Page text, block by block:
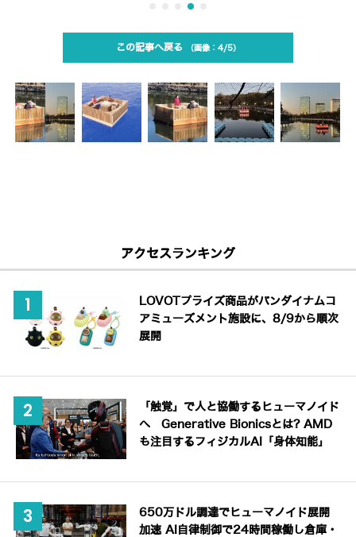
この記事へ戻る 4/5
アクセスランキング
LOVOTプライズ商品がバンダイナムコ
アミューズメント施設に、8/9から順次
展開
「触覚」で人と協働するヒューマノイド
へ Generative Bionicsとは? AMD
も注目するフィジカルAI「身体知能」
650万ドル調達でヒューマノイド展開
加速 AI自律制御で24時間稼働し倉庫・